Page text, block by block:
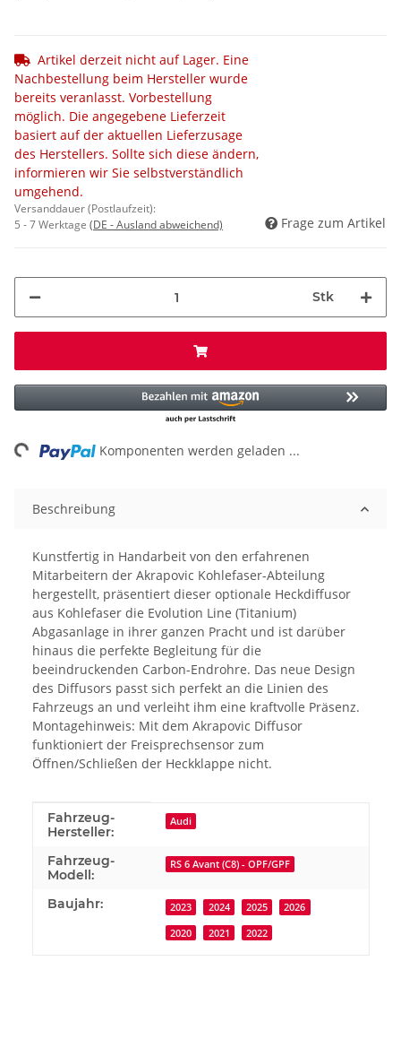
Artikel derzeit nicht auf Lager. Eine
Nachbestellung beim Hersteller wurde
bereits veranlasst. Vorbestellung
möglich. Die angegebene Lieferzeit
basiert auf der aktuellen Lieferzusage
des Herstellers. Sollte sich diese ändern,
informieren wir Sie selbstverständlich
umgehend.
Versanddauer (Postlaufzeit):
5 - 7 Werktage (DE - Ausland abweichend) Frage zum Artikel
Stk
Komponenten werden geladen ...
Beschreibung
Kunstfertig in Handarbeit von den erfahrenen
Mitarbeitern der Akrapovic Kohlefaser-Abteilung
hergestellt, präsentiert dieser optionale Heckdiffusor
aus Kohlefaser die Evolution Line (Titanium)
Abgasanlage in ihrer ganzen Pracht und ist darüber
hinaus die perfekte Begleitung für die
beeindruckenden Carbon-Endrohre. Das neue Design
des Diffusors passt sich perfekt an die Linien des
Fahrzeugs an und verleiht ihm eine kraftvolle Präsenz.
Montagehinweis: Mit dem Akrapovic Diffusor
funktioniert der Freisprechsensor zum
Öffnen/Schließen der Heckklappe nicht.
Produkteigenschaft
Wert
Fahrzeug-
Hersteller:
Audi
Fahrzeug-
Modell:
RS 6 Avant (C8) - OPF/GPF
Baujahr: 2023 2024 2025 2026
2020 2021 2022